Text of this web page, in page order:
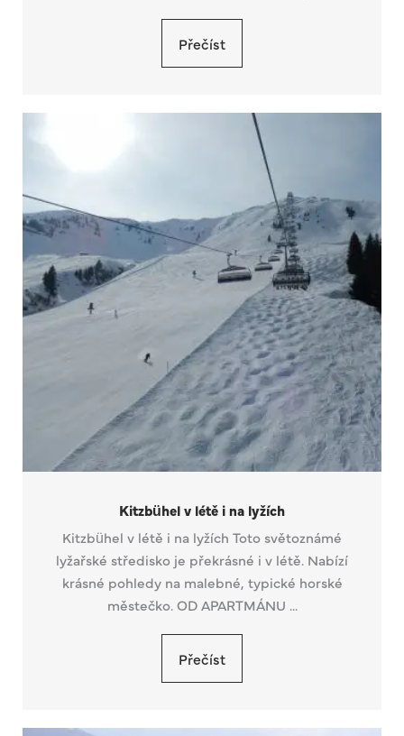
Přečíst
Kitzbühel v létě i na lyžích
Kitzbühel v létě i na lyžích Toto světoznámé
lyžařské středisko je překrásné i v létě. Nabízí
krásné pohledy na malebné, typické horské
městečko. OD APARTMÁNU ...
Přečíst